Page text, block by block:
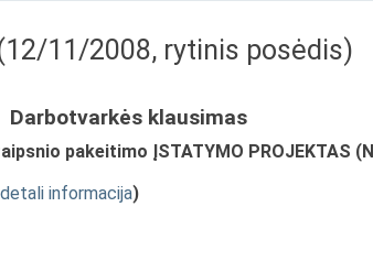
11/2008, rytinis posėdis)
Darbotvarkės klausimas
pakeitimo ĮSTATYMO PROJEKTAS
detali informacija)